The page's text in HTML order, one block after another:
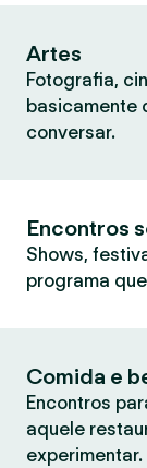
Artes
Fotografia,
basicamente
conversar.
Encontros
Shows,
programa
Comida e
Encontros
aquele
experimentar.